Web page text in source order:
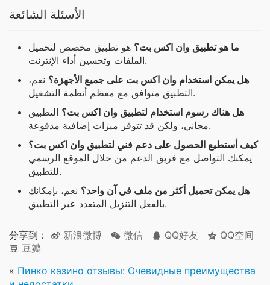
الأسئلة الشائعة
ما هو تطبيق وان اكس بت؟ هو تطبيق مخصص لتحميل
الملفات وتحسين أداء الإنترنت.
هل يمكن استخدام وان اكس بت على جميع الأجهزة؟ نعم،
التطبيق متوافق مع معظم أنظمة التشغيل.
هل هناك رسوم استخدام لتطبيق وان اكس بت؟ التطبيق
مجاني، ولكن قد تتوفر ميزات إضافية مدفوعة.
كيف أستطيع الحصول على دعم فني لتطبيق وان اكس بت؟
يمكنك التواصل مع فريق الدعم من خلال الموقع الرسمي
للتطبيق.
هل يمكن تحميل أكثر من ملف في آن واحد؟ نعم، بإمكانك
بالفعل التنزيل المتعدد عبر التطبيق.
分享到： 新浪微博 微信 QQ好友
QQ空间
豆瓣
« Пинко казино отзывы: Очевидные преимущества